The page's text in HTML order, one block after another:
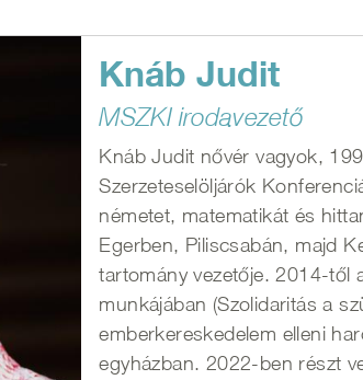
Knáb Judit
MSZKI irodavezető
Knáb Judit nővér vagyok,
Szerzeteselöljárók
németet, matematikát és
Egerben, Piliscsabán, majd
tartomány vezetője. 2014-től
munkájában (Szolidaritás a
emberkereskedelem elleni
egyházban. 2022-ben részt